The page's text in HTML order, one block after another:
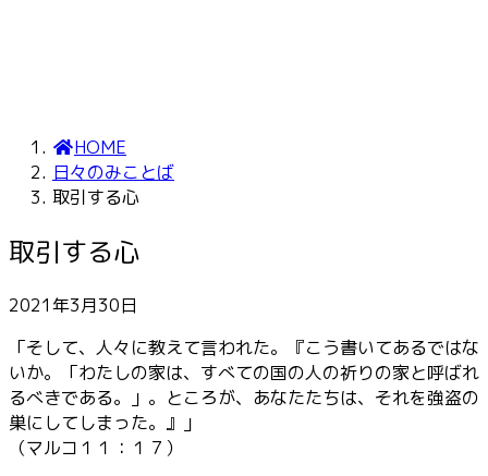
HOME
日々のみことば
取引する心
取引する心
2021年3月30日
「そして、人々に教えて言われた。『こう書いてあるではな
いか。「わたしの家は、すべての国の人の祈りの家と呼ばれ
るべきである。」。ところが、あなたたちは、それを強盗の
巣にしてしまった。』」
（マルコ１１：１７）